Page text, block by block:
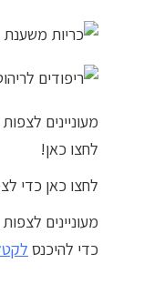
מעוניינים
לחצו כאן!
לחצו כאן כדי
מעוניינים
כדי להיכנס